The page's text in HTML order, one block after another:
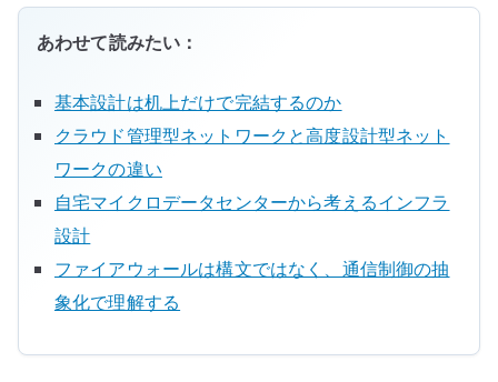
あわせて読みたい：
基本設計は机上だけで完結するのか
クラウド管理型ネットワークと高度設計型ネット
ワークの違い
自宅マイクロデータセンターから考えるインフラ
設計
ファイアウォールは構文ではなく、通信制御の抽
象化で理解する